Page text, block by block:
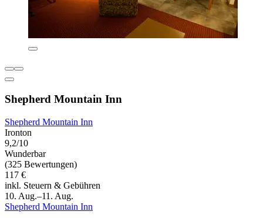
Shepherd Mountain Inn
Shepherd Mountain Inn
Ironton
9,2/10
Wunderbar
(325 Bewertungen)
117 €
inkl. Steuern & Gebühren
10. Aug.–11. Aug.
Shepherd Mountain Inn